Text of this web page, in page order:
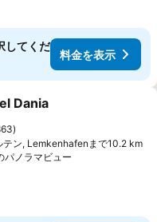
してくだ
料金を表示
入りに追加
Dania
ク
テン, Lemkenhafenまで10.2 km
パノラマビュー